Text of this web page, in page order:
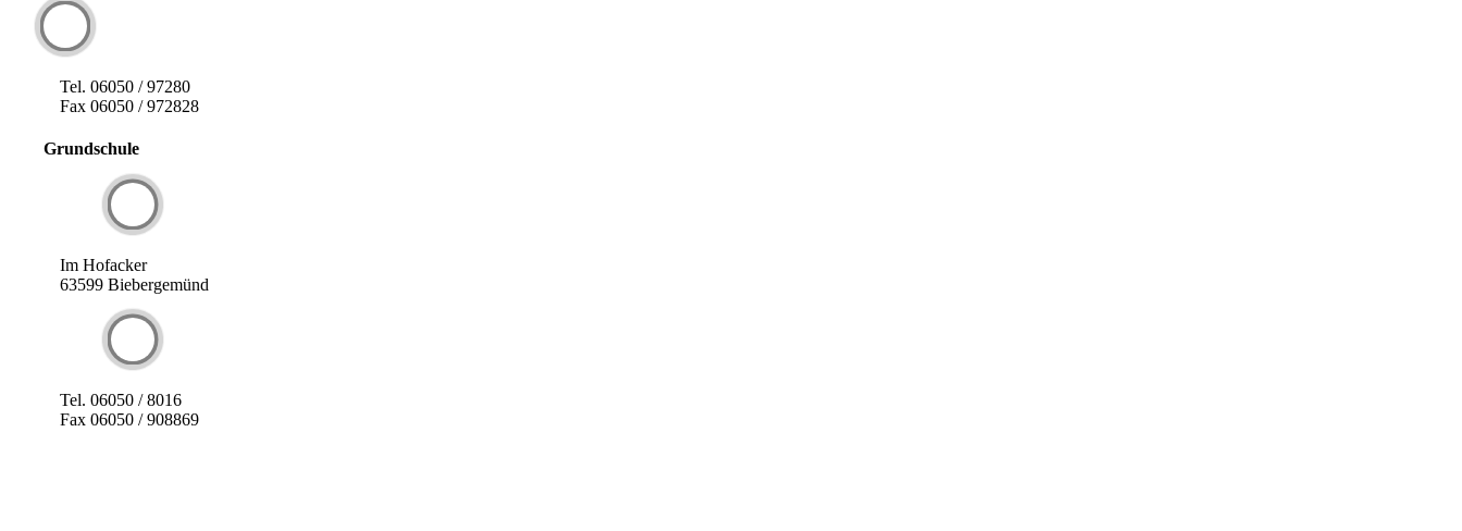
Tel. 06050 / 97280
Fax 06050 / 972828
Grundschule
Im Hofacker
63599 Biebergemünd
Tel. 06050 / 8016
Fax 06050 / 908869